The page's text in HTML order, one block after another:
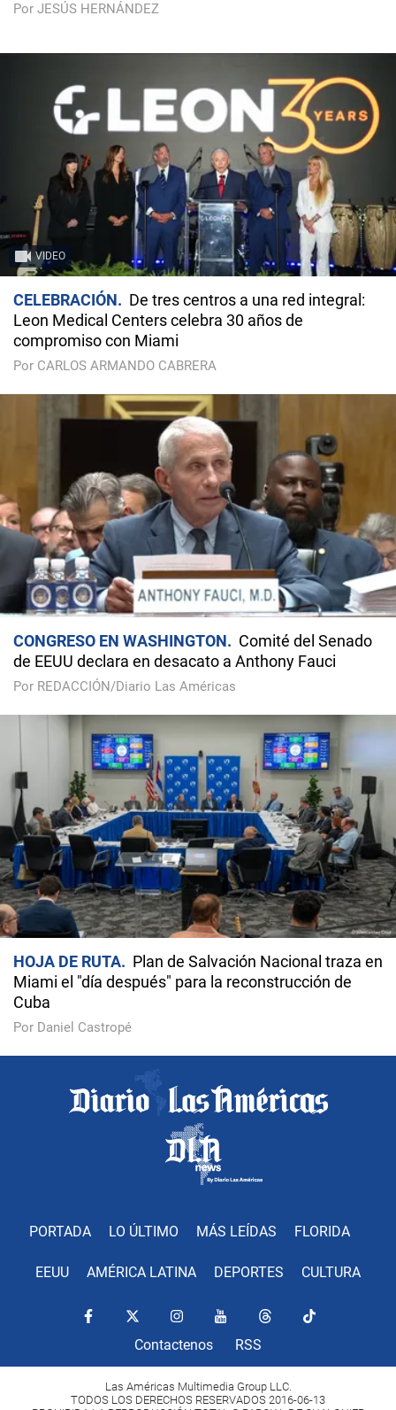
Por JESÚS HERNÁNDEZ
VIDEO
CELEBRACIÓN
De tres centros a una red integral:
Leon Medical Centers celebra 30 años de
compromiso con Miami
Por CARLOS ARMANDO CABRERA
CONGRESO EN WASHINGTON
Comité del Senado
de EEUU declara en desacato a Anthony Fauci
Por REDACCIÓN/Diario Las Américas
HOJA DE RUTA
Plan de Salvación Nacional traza en
Miami el "día después" para la reconstrucción de
Cuba
Por Daniel Castropé
PORTADA LO ÚLTIMO MÁS LEÍDAS FLORIDA
EEUU AMÉRICA LATINA DEPORTES CULTURA
Contactenos RSS
Las Américas Multimedia Group LLC.
TODOS LOS DERECHOS RESERVADOS 2016-06-13